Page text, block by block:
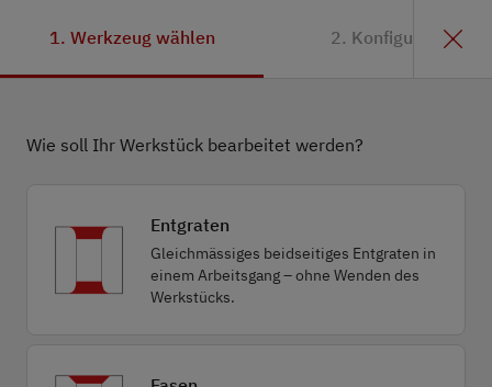
1. Werkzeug wählen 2. Konfiguration
Wie soll Ihr Werkstück bearbeitet werden?
Entgraten
Gleichmässiges beidseitiges Entgraten in
einem Arbeitsgang – ohne Wenden des
Werkstücks.